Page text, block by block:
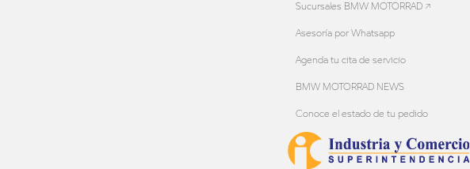
Sucursales BMW MOTORRAD ↗
Asesoría por Whatsapp
Agenda tu cita de servicio
BMW MOTORRAD NEWS
Conoce el estado de tu pedido